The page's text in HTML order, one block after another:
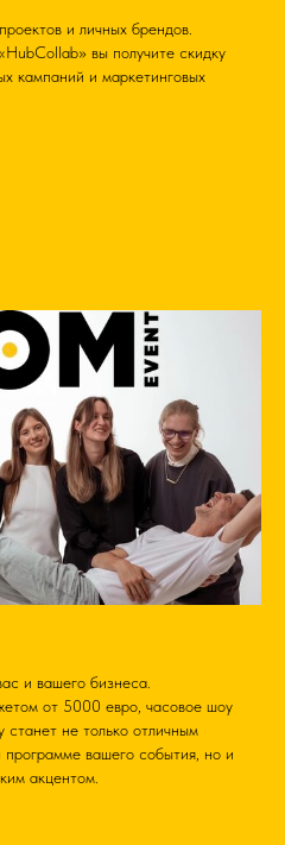
и личных брендов.
вы получите скидку
кампаний и маркетинговых
и вашего бизнеса.
от 5000 евро, часовое шоу
не только отличным
программе вашего события, но и
акцентом.